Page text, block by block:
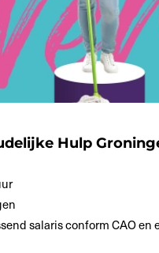
Hulp
salaris conform CAO en